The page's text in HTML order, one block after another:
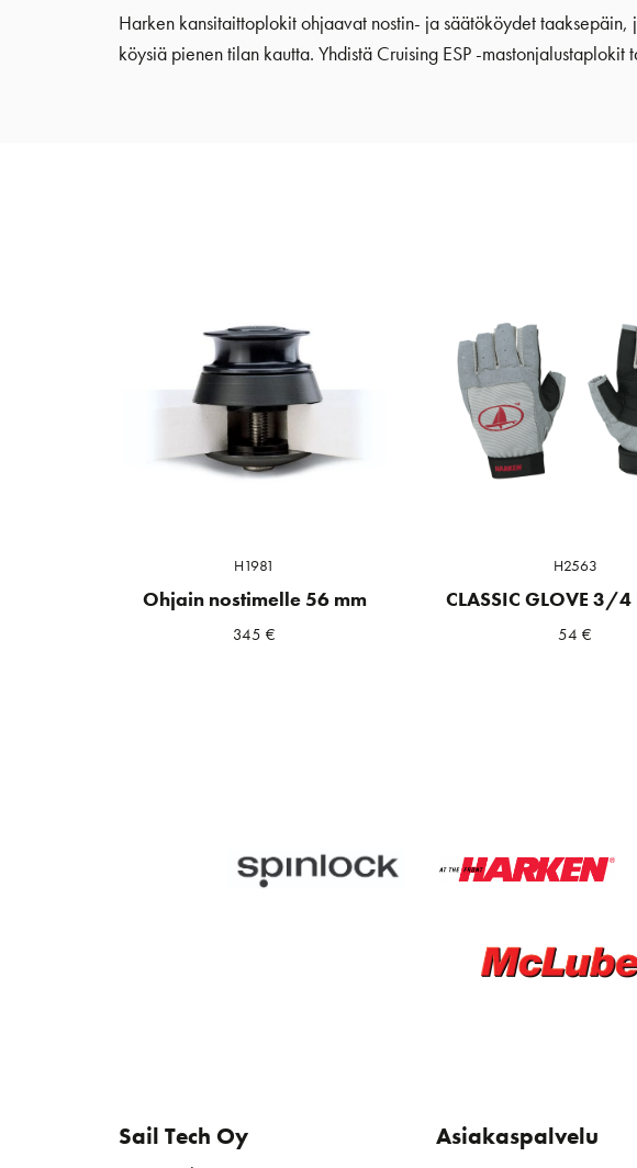
Harken kansitaittoplokit ohjaavat nostin- ja säätököydet
köysiä pienen tilan kautta. Yhdistä Cruising ESP -
H1981
Ohjain nostimelle 56 mm
345€
H2563
CLASSIC GLOVE 3/4
54€
Sail Tech Oy Asiakaspalvelu